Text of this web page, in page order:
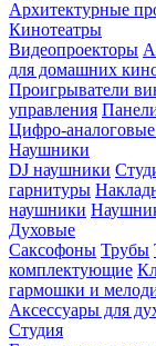
Архитектурные
Кинотеатры
Видеопроекторы
для домашних
Проигрыватели
управления
Цифро-
Наушники
DJ наушники
гарнитуры
наушники
Духовые
Саксофоны Трубы
комплектующие
гармошки и
Аксессуары для
Студия